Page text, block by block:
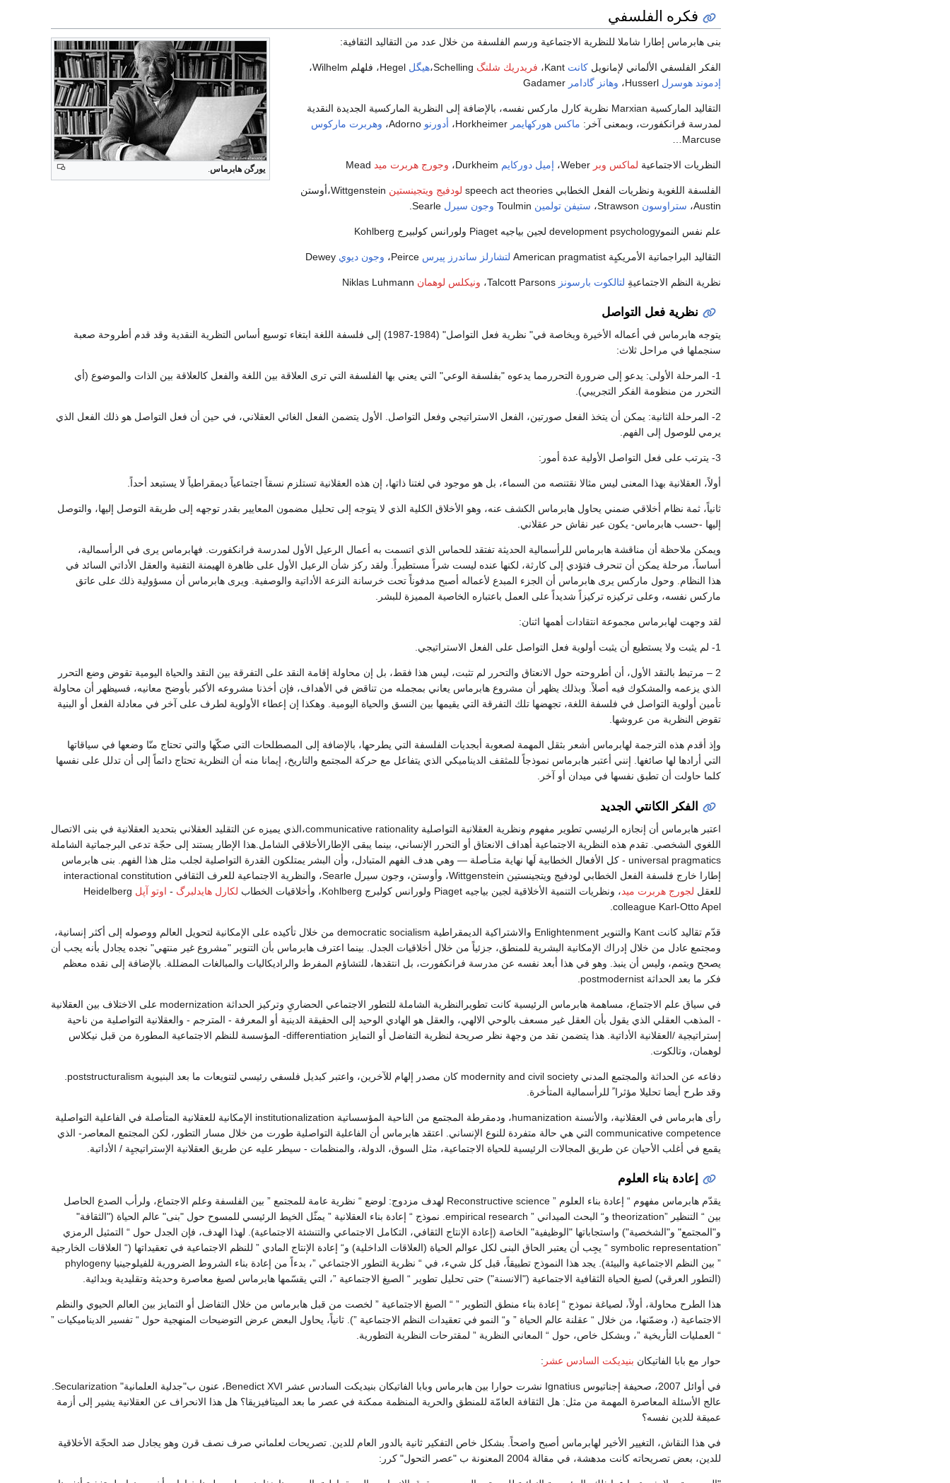
فكره الفلسفي
يورگن هابرماس.
بنى هابرماس إطارا شاملا للنظرية الاجتماعية ورسم الفلسفة من خلال عدد من التقاليد الثقافية:
الفكر الفلسفي الألماني لإمانويل كانت فريدريك شلنگ هيگل
إدموند هوسرل
وهانز گادامر
التقاليد الماركسية Marxian نظرية كارل ماركس نفسه، بالإضافة إلى النظرية الماركسية الجديدة النقدية
لمدرسة فرانكفورت، وبمعنى آخر: ماكس هوركهايمر أدورنو
وهربرت ماركوس
Marcuse…
النظريات الاجتماعية لماكس وبر إميل دوركايم وجورج هربرت ميد
الفلسفة اللغوية ونظريات الفعل الخطابي speech act theories لودفيج ويتجينستين
Wittgenstein،أوستن
Austin،
ستراوسون ستيفن تولمين وجون سيرل
علم نفس النموdevelopment psychology لجين بياجيه Piaget ولورانس كولبيرج Kohlberg
التقاليد البراجماتية الأمريكيِة American pragmatist لتشارلز ساندرز پيرس وجون ديوي
نظرية النظم الاجتماعيةِ لتالكوت بارسونز ونيكلس لوهمان
نظرية فعل التواصل
يتوجه هابرماس في أعماله الأخيرة وبخاصة في" نظرية فعل التواصل" (1984-1987) إلى فلسفة اللغة ابتغاء توسيع أساس التظرية النقدية وقد قدم أطروحة صعبة
سنجملها في مراحل ثلاث:
1- المرحلة الأولى: يدعو إلى ضرورة التحررمما يدعوه "بفلسفة الوعي" التي يعني بها الفلسفة التي ترى العلاقة بين اللغة والفعل كالعلاقة بين الذات والموضوع (أي
التحرر من منظومة الفكر التجريبي).
2- المرحلة الثانية: يمكن أن يتخذ الفعل صورتين، الفعل الاستراتيجي وفعل التواصل. الأول يتضمن الفعل الغائي العقلاني، في حين أن فعل التواصل هو ذلك الفعل الذي
يرمي للوصول إلى الفهم.
3- يترتب على فعل التواصل الأولية عدة أمور:
أولاً، العقلانية بهذا المعنى ليس مثالا نقتنصه من السماء، بل هو موجود في لغتنا ذاتها، إن هذه العقلانية تستلزم نسقاً اجتماعياً ديمقراطياً لا يستبعد أحداً.
ثانياً، ثمة نظام أخلاقي ضمني يحاول هابرماس الكشف عنه، وهو الأخلاق الكلية الذي لا يتوجه إلى تحليل مضمون المعايير بقدر توجهه إلى طريقة التوصل إليها، والتوصل
إليها -حسب هابرماس- يكون عبر نقاش حر عقلاني.
ويمكن ملاحظة أن مناقشة هابرماس للرأسمالية الحديثة تفتقد للحماس الذي اتسمت به أعمال الرعيل الأول لمدرسة فرانكفورت. فهابرماس يرى في الرأسمالية،
أساساً، مرحلة يمكن أن تنحرف فتؤدي إلى كارثة، لكنها عنده ليست شراً مستطيراً. ولقد ركز شأن الرعيل الأول على ظاهرة الهيمنة التقنية والعقل الأداتي السائد في
هذا النظام. وحول ماركس يرى هابرماس أن الجزء المبدع لأعماله أصبح مدفوناً تحت خرسانة النزعة الأداتية والوصفية. ويرى هابرماس أن مسؤولية ذلك على عاتق
ماركس نفسه، وعلى تركيزه تركيزاً شديداً على العمل باعتباره الخاصية المميزة للبشر.
لقد وجهت لهابرماس مجموعة انتقادات أهمها اثنان:
1- لم يثبت ولا يستطيع أن يثبت أولوية فعل التواصل على الفعل الاستراتيجي.
2 – مرتبط بالنقد الأول، أن أطروحته حول الانعتاق والتحرر لم تثبت، ليس هذا فقط، بل إن محاولة إقامة النقد على التفرقة بين النقد والحياة اليومية تقوض وضع التحرر
الذي يزعمه والمشكوك فيه أصلاً. وبذلك يظهر أن مشروع هابرماس يعاني بمجمله من تناقض في الأهداف، فإن أخذنا مشروعه الأكبر بأوضح معانيه، فسيظهر أن محاولة
تأمين أولوية التواصل في فلسفة اللغة، تجهضها تلك التفرقة التي يقيمها بين النسق والحياة اليومية. وهكذا إن إعطاء الأولوية لطرف على آخر في معادلة الفعل أو البنية
تقوض النظرية من عروشها.
وإذ أقدم هذه الترجمة لهابرماس أشعر بثقل المهمة لصعوبة أبجديات الفلسفة التي يطرحها، بالإضافة إلى المصطلحات التي صكّها والتي تحتاج منّا وضعها في سياقاتها
التي أرادها لها صائغها. إنني أعتبر هابرماس نموذجاً للمثقف الديناميكي الذي يتفاعل مع حركة المجتمع والتاريخ، إيمانا منه أن النظرية تحتاج دائماً إلى أن تدلل على نفسها
كلما حاولت أن تطبق نفسها في ميدان أو آخر.
الفكر الكانتي الجديد
اعتبر هابرماس أن إنجازه الرئيسي تطوير مفهوم ونظرية العقلانية التواصلية communicative rationality،الذي يميزه عن التقليد العقلاني بتحديد العقلانية في بنى الاتصال
اللغوي الشخصي. تقدم هذه النظرية الاجتماعية أهداف الانعتاق أو التحرر الإنساني، بينما يبقى الإطارالأخلاقي الشامل.هذا الإطار يستند إلى حجّة تدعى البرجماتية الشاملة
universal pragmatics - كل الأفعال الخطابية لَها نهاية متـأصلة — وهي هدف الفهم المتبادل، وأن البشر يمتلكون القدرة التواصلية لجلب مثل هذا الفهم. بنى هابرماس
إطارا خارج فلسفة الفعل الخطابي لودفيج ويتجينستين Wittgenstein، وأوستن، وجون سيرل Searle، والنظرية الاجتماعية للعرف الثقافي interactional constitution
للعقل لجورج هربرت ميد، ونظريات التنمية الأخلاقية لجين بياجيه Piaget ولورانس كولبرج Kohlberg، وأخلاقيات الخطاب لكارل هايدلبرگ - اوتو آپل Heidelberg
colleague Karl-Otto Apel.
قدّم تقاليد كانت Kant والتنوير Enlightenment والاشتراكية الديمقراطية democratic socialism من خلال تأكيده على الإمكانية لتحويل العالم ووصوله إلى أكثر إنسانية،
ومجتمع عادل من خلال إدراك الإمكانية البشرية للمنطق، جزئياً من خلال أخلاقيات الجدل. بينما اعترف هابرماس بأن التنوير "مشروع غير منتهي" نجده يجادل بأنه يجب أن
يصحح ويتمم، وليس أن ينبذ. وهو في هذا أبعد نفسه عن مدرسة فرانكفورت، بل انتقدها، للتشاؤم المفرط والراديكاليات والمبالغات المضللة. بالإضافة إلى نقده معظم
فكر ما بعد الحداثة postmodernist.
في سياق علم الاجتماع، مساهمة هابرماس الرئيسية كانت تطويرالنظرية الشاملة للتطور الاجتماعي الحضاريِ وتركيز الحداثة modernization على الاختلاف بين العقلانية
- المذهب العقلي الذي يقول بأن العقل غير مسعف بالوحي الالهي، والعقل هو الهادي الوحيد إلى الحقيقة الدينية أو المعرفة - المترجم - والعقلانية التواصلية من ناحية
إستراتيجية /العقلانية الأداتية. هذا يتضمن نقد من وجهة نظر صريحة لنظرية التفاضل أو التمايز differentiation- المؤسسة للنظم الاجتماعية المطورة من قبل نيكلاس
لوهمان، وتالكوت.
وقد طرح أيضا تحليلا مؤثرا ً للرأسمالية المتأخرة.
رأى هابرماس في العقلانية، والأنسنة humanization، ودمقرطة المجتمع من الناحية المؤسساتية institutionalization الإمكانية للعقلانية المتأصلة في الفاعلية التواصلية
communicative competence التي هي حالة متفردة للنوع الإنساني. اعتقد هابرماس أن الفاعلية التواصلية طورت من خلال مسار التطور، لكن المجتمع المعاصر- الذي
يقمع في أغلب الأحيان عن طريق المجالات الرئيسية للحياة الاجتماعية، مثل السوق، الدولة، والمنظمات - سيطر عليه عن طريق العقلانية الإستراتيجيِة / الأداتية.
إعادة بناء العلوم
يقدّم هابرماس مفهوم “ إعادة بناء العلوم ” Reconstructive science لهدف مزدوج: لوضع “ نظرية عامة للمجتمع ” بين الفلسفة وعلم الاجتماع، ولرأب الصدع الحاصل
بين “ التنظير ”theorization و“ البحث الميداني ” empirical research. نموذج “ إعادة بناء العقلانية ” يمثّل الخيط الرئيسي للمسوح حول "بنى" عالم الحياة ("الثقافة"
و"المجتمع" و"الشخصية") واستجاباتها "الوظيفية" الخاصة (إعادة الإنتاج الثقافي، التكامل الاجتماعي والتنشئة الاجتماعية). لهذا الهدف، فإن الجدل حول “ التمثيل الرمزي
”symbolic representation “ يجِب أن يعتبر الحاق البنى لكل عوالم الحياة (العلاقات الداخلية) و“ إعادة الإنتاج المادي ” للنظم الاجتماعية في تعقيداتها (“ العلاقات الخارجية
” بين النظم الاجتماعية والبيئة). يجد هذا النموذج تطبيقاً، قبل كل شيء، في “ نظرية التطور الاجتماعي ”، بدءاً من إعادة بناء الشروط الضرورية للفيلوجينيا phylogeny
(التطور العرقي) لصيغ الحياة الثقافية الاجتماعية ("الانسنة") حتى تحليل تطوير “ الصيغ الاجتماعية ”، التي يقسّمها هابرماس لصيغ معاصرة وحديثة وتقليدية وبدائية.
هذا الطرح محاولة، أولاً، لصياغة نموذج “ إعادة بناء منطق التطوير ” “ الصيغ الاجتماعية ” لخصت من قبل هابرماس من خلال التفاضل أو التمايز بين العالم الحيوي والنظم
الاجتماعية (، وضمّنها، من خلال “ عقلنة عالم الحياة ” و“ النمو في تعقيدات النظم الاجتماعية ”). ثانياً، يحاول البعض عرض التوضيحات المنهجية حول “ تفسير الديناميكيات ”
“ العمليات التأريخية ”، وبشكل خاص، حول “ المعاني النظرية ” لمقترحات النظرية التطورية.
حوار مع بابا الفاتيكان بنيديكت السادس عشر :
في أوائل 2007، صحيفة إجناتيوس Ignatius نشرت حوارا بين هابرماس وبابا الفاتيكان بنيديكت السادس عشر Benedict XVI، عنون ب"جدلية العلمانية" Secularization.
عالج الأسئلة المعاصرة المهمة من مثل: هل الثقافة العامّة للمنطق والحرية المنظمة ممكنة في عصر ما بعد الميتافيزيقا؟ هل هذا الانحراف عن العقلانية يشير إلى أزمة
عميقة للدين نفسه؟
في هذا النقاش، التغيير الأخير لهابرماس أصبح واضحاً. بشكل خاص التفكير ثانية بالدور العام للدين. تصريحات لعلماني صرف نصف قرن وهو يجادل ضد الحجّة الأخلاقية
للدين، بعض تصريحاته كانت مدهشة، في مقالة 2004 المعنونة ب "عصر التحول" كرر: